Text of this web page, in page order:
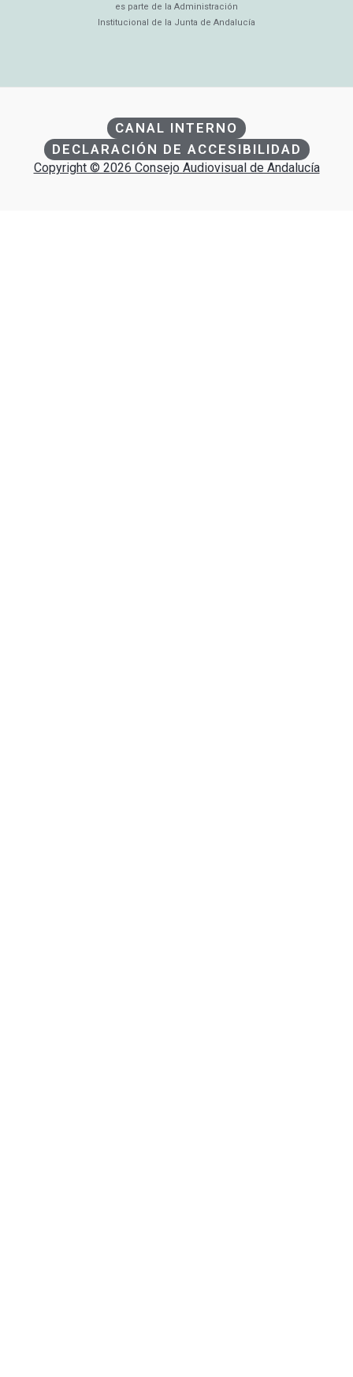
es parte de la Administración
Institucional de la Junta de Andalucía
CANAL INTERNO
DECLARACIÓN DE ACCESIBILIDAD
Copyright © 2026 Consejo Audiovisual de Andalucía